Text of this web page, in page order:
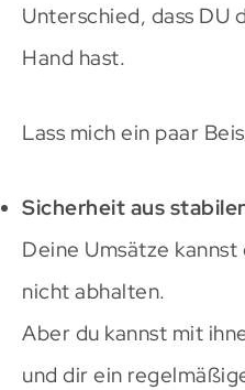
Unterschied, dass DU
Hand hast.
Lass mich ein paar
Sicherheit aus
Deine Umsätze kannst
nicht abhalten.
Aber du kannst mit
und dir ein